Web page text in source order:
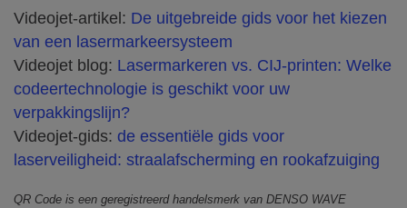
Videojet-artikel: De uitgebreide gids voor het kiezen
van een lasermarkeersysteem
Videojet blog: Lasermarkeren vs. CIJ-printen: Welke
codeertechnologie is geschikt voor uw
verpakkingslijn?
Videojet-gids: de essentiële gids voor
laserveiligheid: straalafscherming en rookafzuiging
QR Code is een geregistreerd handelsmerk van DENSO WAVE